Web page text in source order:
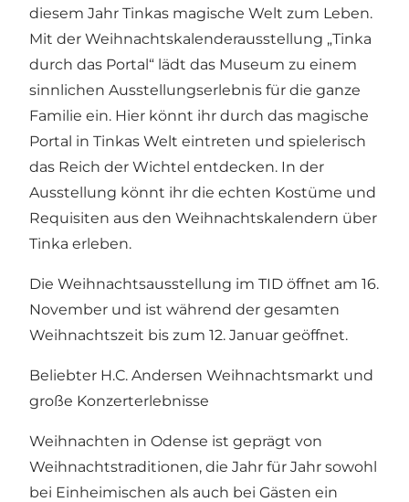
diesem Jahr Tinkas magische Welt zum Leben.
Mit der Weihnachtskalenderausstellung „Tinka
durch das Portal“ lädt das Museum zu einem
sinnlichen Ausstellungserlebnis für die ganze
Familie ein. Hier könnt ihr durch das magische
Portal in Tinkas Welt eintreten und spielerisch
das Reich der Wichtel entdecken. In der
Ausstellung könnt ihr die echten Kostüme und
Requisiten aus den Weihnachtskalendern über
Tinka erleben.
Die Weihnachtsausstellung im TID öffnet am 16.
November und ist während der gesamten
Weihnachtszeit bis zum 12. Januar geöffnet.
Beliebter H.C. Andersen Weihnachtsmarkt und
große Konzerterlebnisse
Weihnachten in Odense ist geprägt von
Weihnachtstraditionen, die Jahr für Jahr sowohl
bei Einheimischen als auch bei Gästen ein